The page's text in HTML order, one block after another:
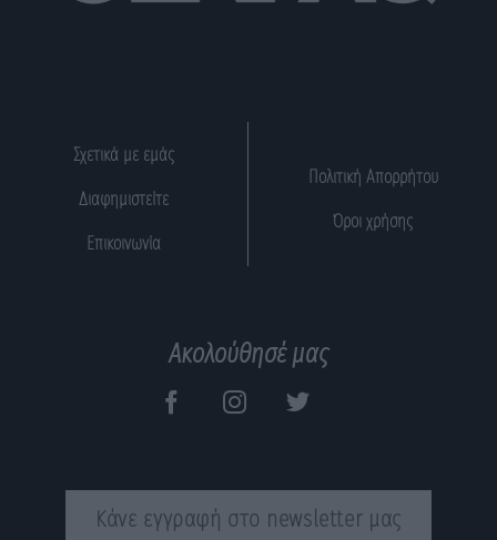
Σχετικά με εμάς
Διαφημιστείτε
Επικοινωνία
Πολιτική Απορρήτου
Όροι χρήσης
Ακολούθησέ μας
Κάνε εγγραφή στο newsletter μας